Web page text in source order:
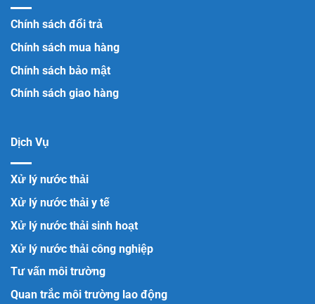
Chính sách đổi trả
Chính sách mua hàng
Chính sách bảo mật
Chính sách giao hàng
Dịch Vụ
Xử lý nước thải
Xử lý nước thải y tế
Xử lý nước thải sinh hoạt
Xử lý nước thải công nghiệp
Tư vấn môi trường
Quan trắc môi trường lao động